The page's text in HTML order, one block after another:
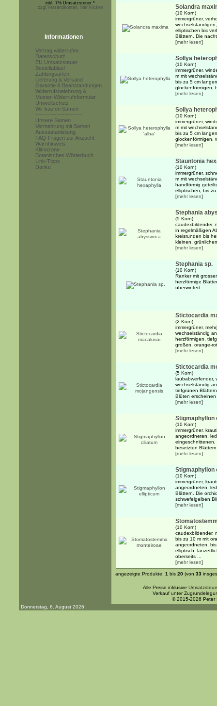
inkl. 7% Umsatzsteuer *
zzgl.Versandkosten, hier klicken
Informationen
Vertrag widerrufen
Datenschutz
EU Umsatzsteuer
Bestellablauf
Zahlungsarten
Lieferung & Versand
Garantie & Beanstandungen
Widerrufsbelehrung &
Muster-Widerrufsformular
Umweltschutz
Wir kaufen Samen
------------------------
Unsere Samen
Vermehrung mit Samen
Aussaatanleitung
FAQ-Fragen zur Anzucht
Warnhinweis
Klimazone
Botanisches Wörterbuch
Link-Tipps
Danke
Solandra
(10 Korn)
immergrüner,
elliptischen bis
Blättern. Die
[mehr lesen]
Sollya
(10 Korn)
immergrüner,
m mit
bis zu 5 cm
glockenförmigen,
[mehr lesen]
Sollya
(10 Korn)
immergrüner,
m mit
bis zu 5 cm
glockenförmigen,
[mehr lesen]
Stauntonia
(10 Korn)
immergrüner,
m mit
handförmig
elliptischen, bis
[mehr lesen]
Stephania
(5 Korn)
caudexbildender,
in regelmäßigen
kreisrunden bis
kleinen,
[mehr lesen]
Stephania sp.
(10 Korn)
Ranker mit
herzförmige
überwintert
Stictocardia
(2 Korn)
immergrüner,
wechselständig
herzförmigen,
großen, orange-
[mehr lesen]
Stictocardia
(5 Korn)
laubabwerfender,
wechselständig
tiefgrünen
Blüten erscheinen
[mehr lesen]
Stigmaphyllon
(10 Korn)
immergrüner,
angeordneten,
eingeschnittenen,
besetzten
[mehr lesen]
Stigmaphyllon
(10 Korn)
immergrüner,
angeordneten,
Blättern. Die
schwefelgelben
[mehr lesen]
(10 Korn)
caudexbildender,
bis zu 10 m mit
angeordneten,
elliptisch,
oberseits ...
[mehr lesen]
angezeigte Produkte: 1 bis 20 (von 33
Alle Preise inklusive
Verkauf unter
© 2015-2026 Peter
Donnerstag, 6. August 2026